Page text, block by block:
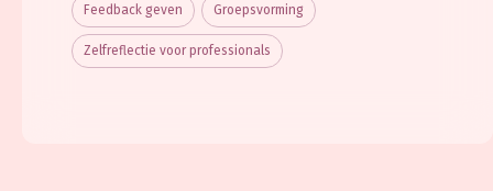
Feedback geven Groepsvorming
Zelfreflectie voor professionals